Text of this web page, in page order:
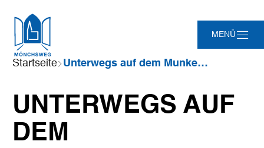
MENÜ
Sie
sind
Startseite Unterwegs auf dem Munkevejen – Radfahren mit Weite, Wind und Geschichte
UNTERWEGS AUF
DEM
Mein Standort